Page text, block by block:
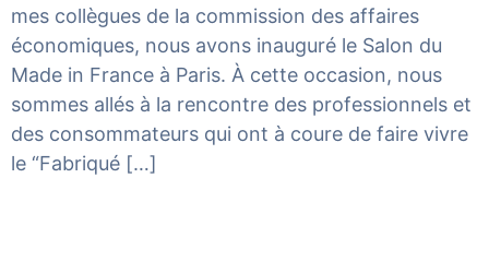
mes collègues de la commission des affaires
économiques, nous avons inauguré le Salon du
Made in France à Paris. À cette occasion, nous
sommes allés à la rencontre des professionnels et
des consommateurs qui ont à coure de faire vivre
le “Fabriqué […]